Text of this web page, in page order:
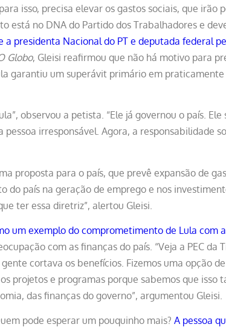
isso, precisa elevar os gastos sociais, que irão
está no DNA do Partido dos Trabalhadores e
a presidenta Nacional do PT e deputada federal
Globo, Gleisi reafirmou que não há motivo para
garantiu um superávit primário em praticamente
observou a petista. “Ele já governou o país. Ele
irresponsável. Agora, a responsabilidade
proposta para o país, que prevê expansão de
do país na geração de emprego e nos
ter essa diretriz”, alertou Gleisi.
um exemplo do comprometimento de Lula com
com as finanças do país. “Veja a PEC da
cortava os benefícios. Fizemos uma opção
projetos e programas porque sabemos que isso
das finanças do governo”, argumentou Gleisi.
pode esperar um pouquinho mais? A pessoa